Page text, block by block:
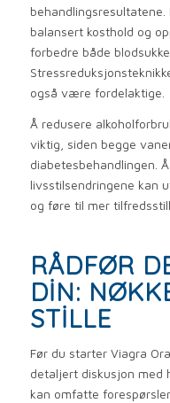
balansert kosthold og
forbedre både
også være fordelaktige.
Å redusere
viktig, siden begge
diabetesbehandlingen.
livsstilsendringene kan
og føre til mer
RÅDFØR
DIN:
STILLE
Før du starter Viagra
detaljert diskusjon med
kan omfatte